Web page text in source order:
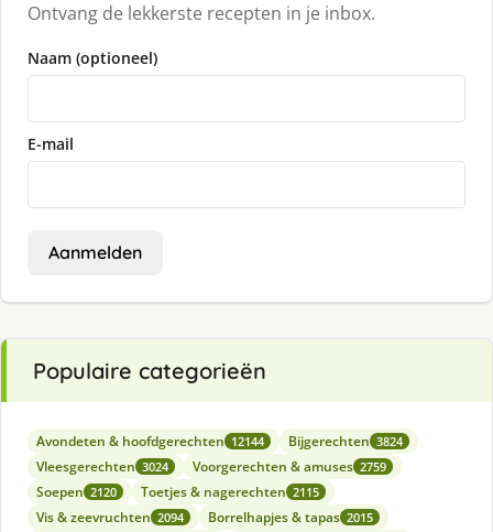
Ontvang de lekkerste recepten in je inbox.
Naam (optioneel)
E-mail
Aanmelden
Populaire categorieën
Avondeten & hoofdgerechten 12144 Bijgerechten 3824
Vleesgerechten 3024 Voorgerechten & amuses 2759
Soepen 2120 Toetjes & nagerechten 2115
Vis & zeevruchten 2094 Borrelhapjes & tapas 2015